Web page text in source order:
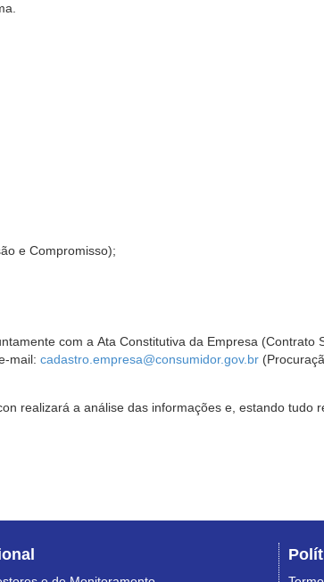
e Compromisso);
com a Ata Constitutiva da Empresa (Contrato
mail: cadastro.empresa@consumidor.gov.br
realizará a análise das informações e, estando tudo